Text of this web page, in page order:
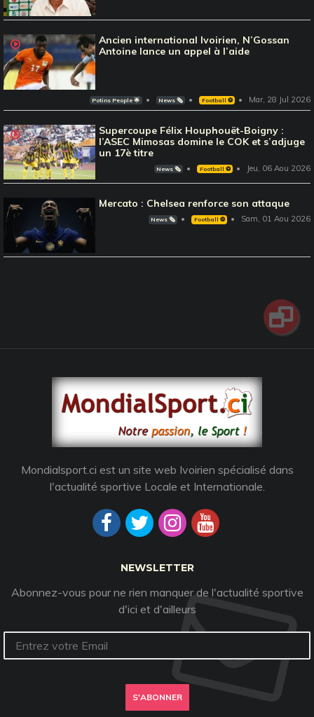
Ancien international Ivoirien, N’Gossan
Antoine lance un appel à l’aide
Potins People 🌟 News 🗞️ Football ⚽️ Mar, 28 Jul 2026
Supercoupe Félix Houphouët-Boigny :
l’ASEC Mimosas domine le COK et s’adjuge
un 17è titre
News 🗞️ Football ⚽️ Jeu, 06 Aou 2026
Mercato : Chelsea renforce son attaque
News 🗞️ Football ⚽️ Sam, 01 Aou 2026
Mondialsport.ci est un site web Ivoirien spécialisé dans
l'actualité sportive Locale et Internationale.
NEWSLETTER
Abonnez-vous pour ne rien manquer de l'actualité sportive
d'ici et d'ailleurs
S'ABONNER